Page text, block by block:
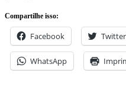
Compartilhe isso:
Facebook Twitter
WhatsApp